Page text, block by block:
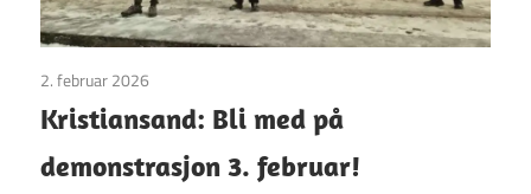
2. februar 2026
Kristiansand: Bli med på
demonstrasjon 3. februar!